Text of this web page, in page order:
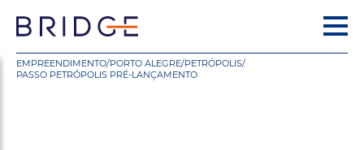
EMPREENDIMENTO/PORTO ALEGRE/PETRÓPOLIS/
PASSO PETRÓPOLIS PRÉ-LANÇAMENTO